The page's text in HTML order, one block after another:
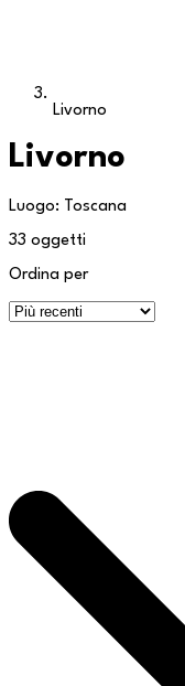
Livorno
Livorno
Luogo: Toscana
33 oggetti
Ordina per